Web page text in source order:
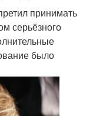
принимать
серьёзного
было